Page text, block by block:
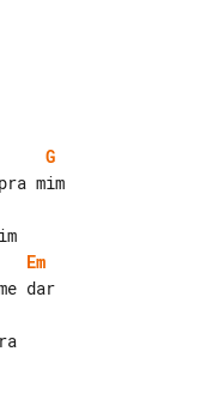
G
Em